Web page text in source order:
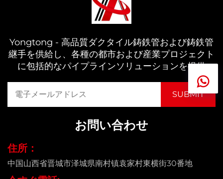
Yongtong - 高品質ダクタイル鋳鉄管および鋳鉄管
継手を供給し、各種の都市および産業プロジェクト
に包括的なパイプラインソリューションを提供
お問い合わせ
住所：
中国山西省晋城市泽城県南村镇袁家村東横街30番地